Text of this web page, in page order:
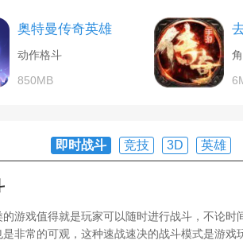
奥特曼传奇英雄
动作格斗
850MB
即时战斗 竞技 3D 英雄
的游戏值得就是玩家可以随时进行战斗，不论
是非常的可观，这种速战速决的战斗模式是游